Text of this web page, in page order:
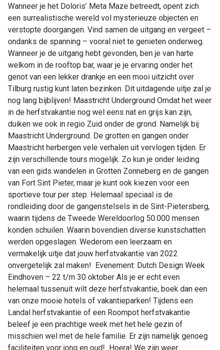
Wanneer je het Doloris’ Meta Maze betreedt, opent zich
een surrealistische wereld vol mysterieuze objecten en
verstopte doorgangen. Vind samen de uitgang en vergeet –
ondanks de spanning – vooral niet te genieten onderweg.
Wanneer je de uitgang hebt gevonden, ben je van harte
welkom in de rooftop bar, waar je je ervaring onder het
genot van een lekker drankje en een mooi uitzicht over
Tilburg rustig kunt laten bezinken. Dit uitdagende uitje zal je
nog lang bijblijven! Maastricht Underground Omdat het weer
in de herfstvakantie nog wel eens nat en grijs kan zijn,
duiken we ook in regio Zuid onder de grond. Namelijk bij
Maastricht Underground. De grotten en gangen onder
Maastricht herbergen vele verhalen uit vervlogen tijden. Er
zijn verschillende tours mogelijk. Zo kun je onder leiding
van een gids wandelen in Grotten Zonneberg en de gangen
van Fort Sint Pieter, maar je kunt ook kiezen voor een
sportieve tour per step. Helemaal speciaal is de
rondleiding door de gangenstelsels in de Sint-Pietersberg,
waarin tijdens de Tweede Wereldoorlog 50.000 mensen
konden schuilen. Waarin bovendien diverse kunstschatten
werden opgeslagen. Wederom een leerzaam en
vermakelijk uitje dat jouw herfstvakantie van 2022
onvergetelijk zal maken! Evenement: Dutch Design Week
Eindhoven – 22 t/m 30 oktober Als je er echt even
helemaal tussenuit wilt deze herfstvakantie, boek dan een
van onze mooie hotels of vakantieparken! Tijdens een
Landal herfstvakantie of een Roompot herfstvakantie
beleef je een prachtige week met het hele gezin of
misschien wel met de hele familie. Er zijn namelijk genoeg
faciliteiten voor jong en oud! Hoera! We zijn weer